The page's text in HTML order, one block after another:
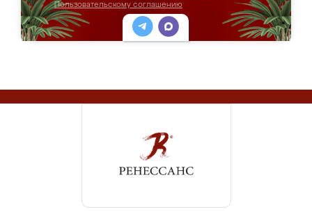
Пользовательскому соглашению